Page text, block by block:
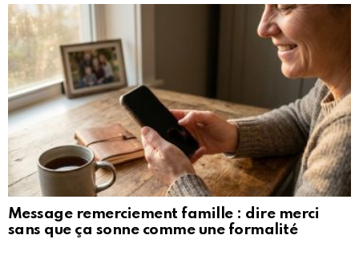
Message remerciement famille : dire merci
sans que ça sonne comme une formalité